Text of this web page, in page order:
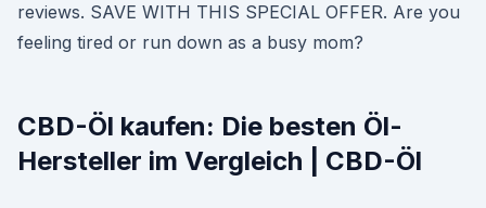
reviews. SAVE WITH THIS SPECIAL OFFER. Are you
feeling tired or run down as a busy mom?
CBD-Öl kaufen: Die besten Öl-
Hersteller im Vergleich | CBD-Öl